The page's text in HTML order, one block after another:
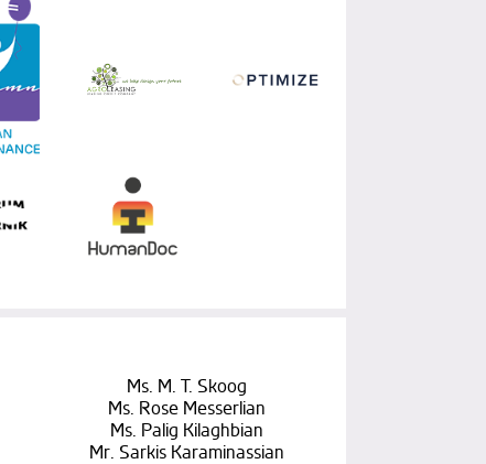
Ms. M. T. Skoog
Ms. Rose Messerlian
Ms. Palig Kilaghbian
Mr. Sarkis Karaminassian